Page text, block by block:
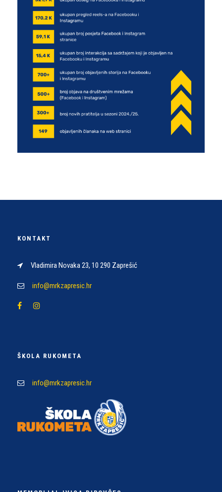
KONTAKT
Vladimira Novaka 23, 10 290 Zaprešić
info@mrkzapresic.hr
ŠKOLA RUKOMETA
info@mrkzapresic.hr